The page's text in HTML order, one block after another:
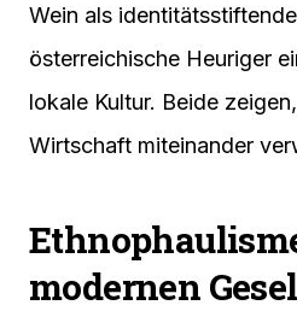
Wein als
österreichische Heuriger
lokale Kultur. Beide
Wirtschaft miteinander
modernen